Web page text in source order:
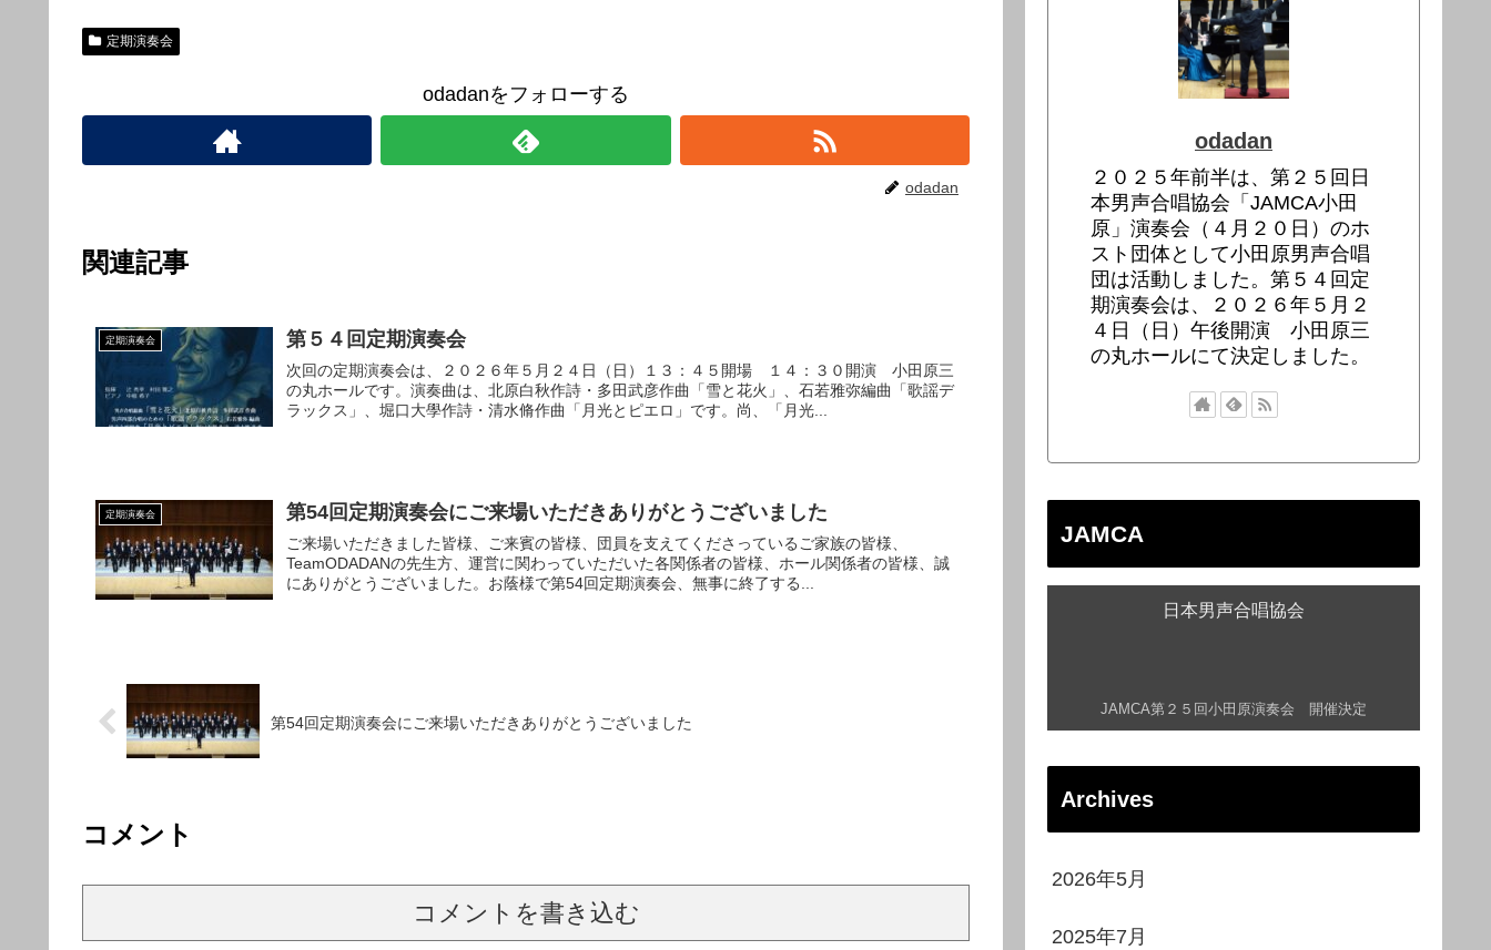
定期演奏会
odadanをフォローする
odadan
関連記事
定期演奏会 第５４回定期演奏会
次回の定期演奏会は、２０２６年５月２４日（日）１３：４５開場 １４：３０開演 小田原三
の丸ホールです。演奏曲は、北原白秋作詩・多田武彦作曲「雪と花火」、石若雅弥編曲「歌謡デ
ラックス」、堀口大學作詩・清水脩作曲「月光とピエロ」です。尚、「月光...
定期演奏会 第54回定期演奏会にご来場いただきありがとうございました
ご来場いただきました皆様、ご来賓の皆様、団員を支えてくださっているご家族の皆様、
TeamODADANの先生方、運営に関わっていただいた各関係者の皆様、ホール関係者の皆様、誠
にありがとうございました。お蔭様で第54回定期演奏会、無事に終了する...
第54回定期演奏会にご来場いただきありがとうございました
コメント
コメントを書き込む
odadan
２０２５年前半は、第２５回日
本男声合唱協会「JAMCA小田
原」演奏会（４月２０日）のホ
スト団体として小田原男声合唱
団は活動しました。第５４回定
期演奏会は、２０２６年５月２
４日（日）午後開演 小田原三
の丸ホールにて決定しました。
JAMCA
日本男声合唱協会
JAMCA第２５回小田原演奏会 開催決定
Archives
2026年5月
2025年7月